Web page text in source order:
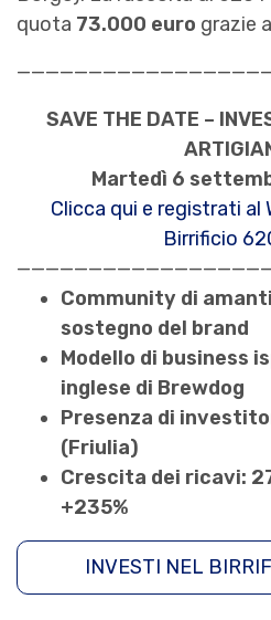
quota 73.000 euro grazie a
SAVE THE DATE –
Martedì 6
Clicca qui e registrati al
Birrificio
Community di
sostegno del brand
Modello di business
inglese di Brewdog
Presenza di
(Friulia)
Crescita dei ricavi:
+235%
INVESTI NEL